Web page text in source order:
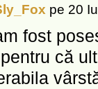
pe 20
fost
că